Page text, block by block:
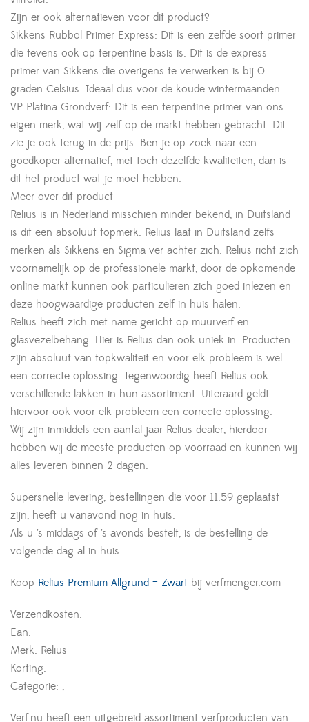
Zijn er ook alternatieven voor dit product?
Sikkens Rubbol Primer Express: Dit is een zelfde soort primer
die tevens ook op terpentine basis is. Dit is de express
primer van Sikkens die overigens te verwerken is bij 0
graden Celsius. Ideaal dus voor de koude wintermaanden.
VP Platina Grondverf: Dit is een terpentine primer van ons
eigen merk, wat wij zelf op de markt hebben gebracht. Dit
zie je ook terug in de prijs. Ben je op zoek naar een
goedkoper alternatief, met toch dezelfde kwaliteiten, dan is
dit het product wat je moet hebben.
Meer over dit product
Relius is in Nederland misschien minder bekend, in Duitsland
is dit een absoluut topmerk. Relius laat in Duitsland zelfs
merken als Sikkens en Sigma ver achter zich. Relius richt zich
voornamelijk op de professionele markt, door de opkomende
online markt kunnen ook particulieren zich goed inlezen en
deze hoogwaardige producten zelf in huis halen.
Relius heeft zich met name gericht op muurverf en
glasvezelbehang. Hier is Relius dan ook uniek in. Producten
zijn absoluut van topkwaliteit en voor elk probleem is wel
een correcte oplossing. Tegenwoordig heeft Relius ook
verschillende lakken in hun assortiment. Uiteraard geldt
hiervoor ook voor elk probleem een correcte oplossing.
Wij zijn inmiddels een aantal jaar Relius dealer, hierdoor
hebben wij de meeste producten op voorraad en kunnen wij
alles leveren binnen 2 dagen.
Supersnelle levering, bestellingen die voor 11:59 geplaatst
zijn, heeft u vanavond nog in huis.
Als u ’s middags of ’s avonds bestelt, is de bestelling de
volgende dag al in huis.
Koop Relius Premium Allgrund – Zwart bij verfmenger.com
Verzendkosten:
Ean:
Merk: Relius
Korting:
Categorie: ,
Verf.nu heeft een uitgebreid assortiment verfproducten van